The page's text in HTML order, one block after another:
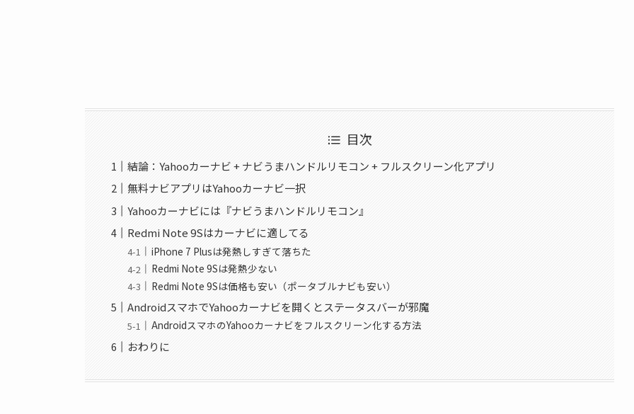
目次
結論：Yahooカーナビ + ナビうまハンドルリモコン + フルスクリーン化アプリ
無料ナビアプリはYahooカーナビ一択
Yahooカーナビには『ナビうまハンドルリモコン』
Redmi Note 9Sはカーナビに適してる
iPhone 7 Plusは発熱しすぎて落ちた
Redmi Note 9Sは発熱少ない
Redmi Note 9Sは価格も安い（ポータブルナビも安い）
AndroidスマホでYahooカーナビを開くとステータスバーが邪魔
AndroidスマホのYahooカーナビをフルスクリーン化する方法
おわりに